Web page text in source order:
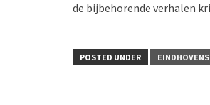
de bijbehorende verhalen
POSTED UNDER